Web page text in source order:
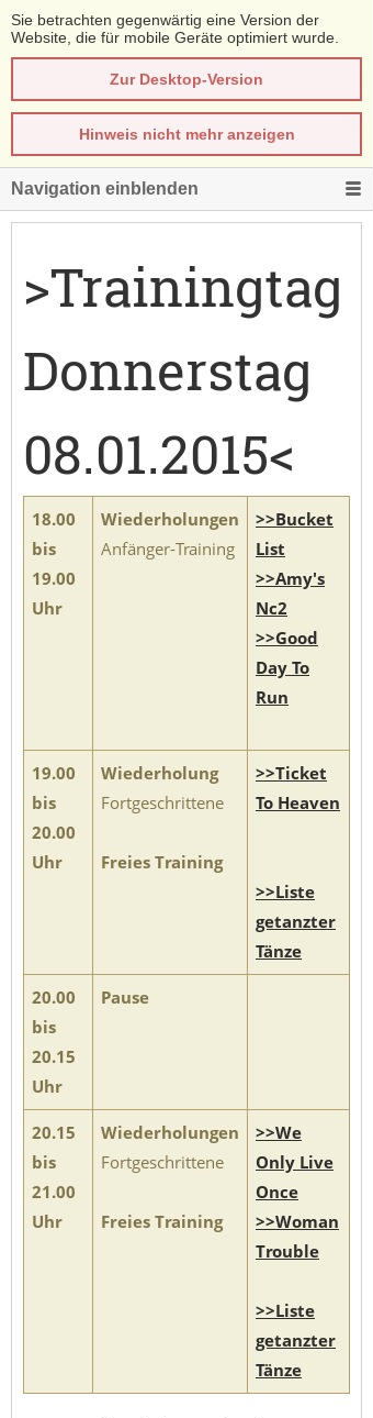
Sie betrachten gegenwärtig eine Version der
Website, die für mobile Geräte optimiert wurde.
Zur Desktop-Version
Hinweis nicht mehr anzeigen
Navigation einblenden
>Trainingtag
Donnerstag
08.01.2015<
18.00
bis
19.00
Uhr
Wiederholungen
Anfänger-Training
>>Bucket
List
>>Amy's
Nc2
>>Good
Day To
Run
19.00
bis
20.00
Uhr
Wiederholung
Fortgeschrittene
Freies Training
>>Ticket
To Heaven
>>Liste
getanzter
Tänze
20.00
bis
20.15
Uhr
Pause
20.15
bis
21.00
Uhr
Wiederholungen
Fortgeschrittene
Freies Training
>>We
Only Live
Once
>>Woman
Trouble
>>Liste
getanzter
Tänze